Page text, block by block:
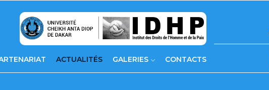
ACTUALITÉS GALERIES CONTACTS